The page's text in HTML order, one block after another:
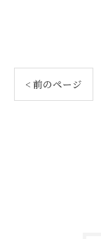
< 前のページ